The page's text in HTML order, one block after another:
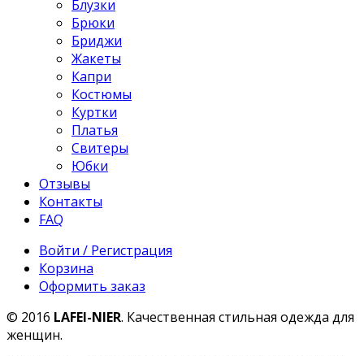
Блузки
Брюки
Бриджи
Жакеты
Капри
Костюмы
Куртки
Платья
Свитеры
Юбки
Отзывы
Контакты
FAQ
Войти / Регистрация
Корзина
Оформить заказ
© 2016 LAFEI-NIER. Качественная стильная одежда для
женщин.